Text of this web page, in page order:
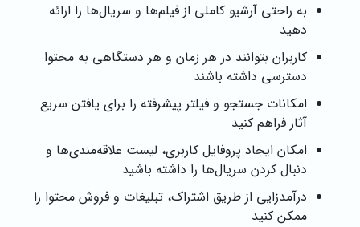
به راحتی آرشیو کاملی از فیلم‌ها و سریال‌ها را ارائه
دهید
کاربران بتوانند در هر زمان و هر دستگاهی به محتوا
دسترسی داشته باشند
امکانات جستجو و فیلتر پیشرفته را برای یافتن سریع
آثار فراهم کنید
امکان ایجاد پروفایل کاربری، لیست علاقه‌مندی‌ها و
دنبال کردن سریال‌ها را داشته باشید
درآمدزایی از طریق اشتراک، تبلیغات و فروش محتوا را
ممکن کنید